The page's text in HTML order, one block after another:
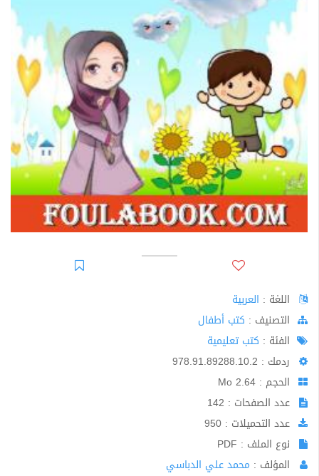
اللغة : العربية
اﻟﺘﺼﻨﻴﻒ : كتب أطفال
الفئة : كتب تعليمية
ردمك : 978.91.89288.10.2
الحجم : 2.64 Mo
عدد الصفحات : 142
عدد التحميلات : 950
نوع الملف : PDF
المؤلف : محمد علي الدباسي